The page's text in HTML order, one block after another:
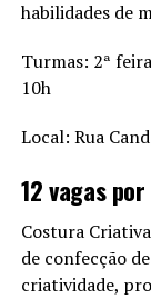
habilidades de
Turmas: 2ª
10h
Local: Rua
12 vagas
Costura
de confecção
criatividade,